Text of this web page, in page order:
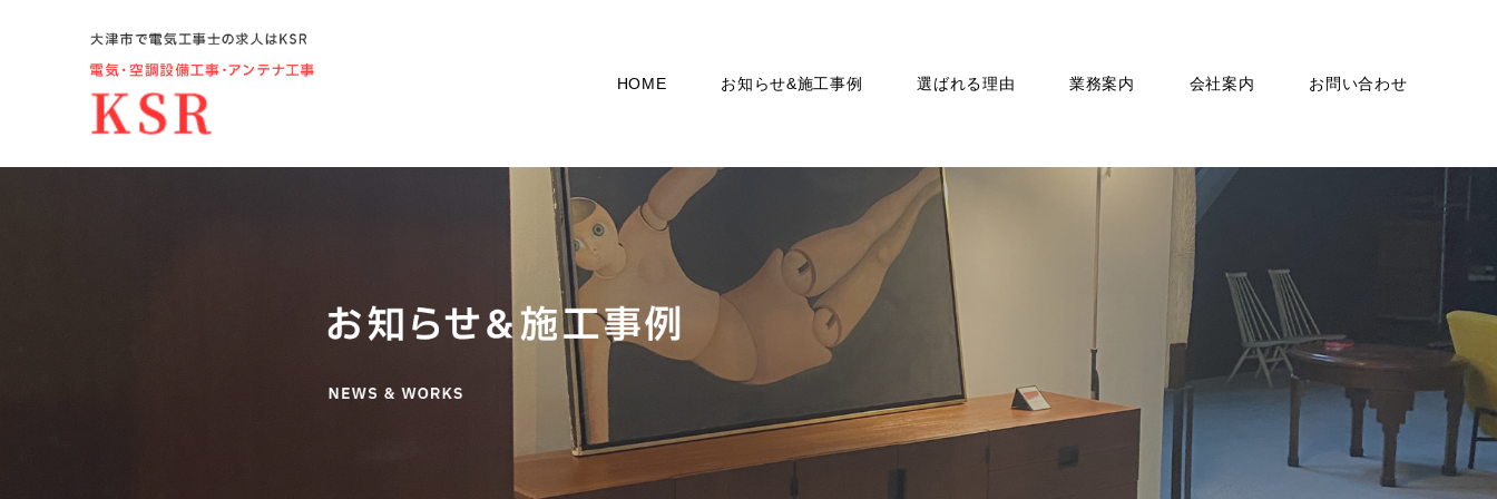
HOME お知らせ&施工事例 選ばれる理由 業務案内 会社案内 お問い合わせ